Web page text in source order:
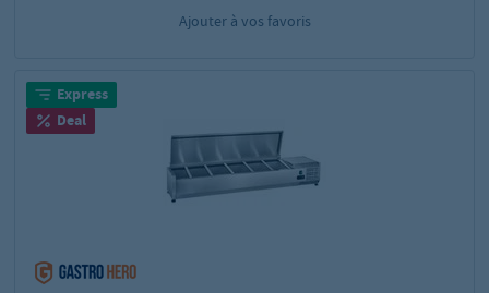
Ajouter à vos favoris
Express
Deal